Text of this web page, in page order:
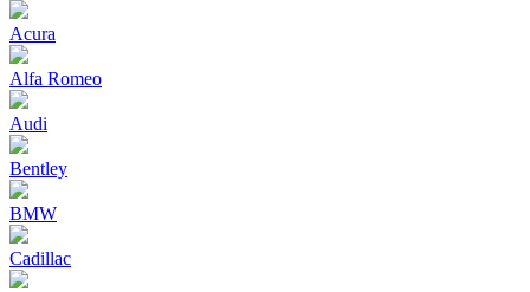
Acura
Alfa Romeo
Audi
Bentley
BMW
Cadillac